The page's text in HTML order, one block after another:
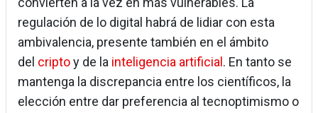
regulación de lo digital habrá de lidiar con esta
ambivalencia, presente también en el ámbito
del criptoy de la inteligencia artificial . En tanto se
mantenga la discrepancia entre los científicos, la
elección entre dar preferencia al tecnoptimismo o